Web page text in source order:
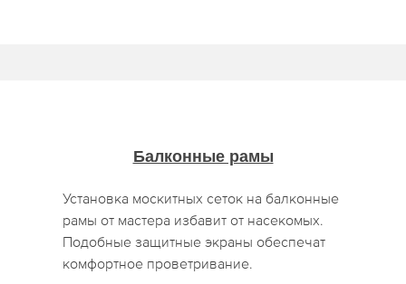
Балконные рамы
Установка москитных сеток на балконные
рамы от мастера избавит от насекомых.
Подобные защитные экраны обеспечат
комфортное проветривание.